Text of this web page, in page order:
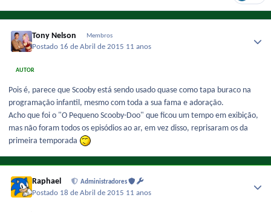
Tony Nelson Membros
Postado 16 de Abril de 2015 11 anos
AUTOR
Pois é, parece que Scooby está sendo usado quase como tapa buraco na
programação infantil, mesmo com toda a sua fama e adoração.
Acho que foi o "O Pequeno Scooby-Doo" que ficou um tempo em exibição,
mas não foram todos os episódios ao ar, em vez disso, reprisaram os da
primeira temporada
Raphael Administradores
Postado 18 de Abril de 2015 11 anos